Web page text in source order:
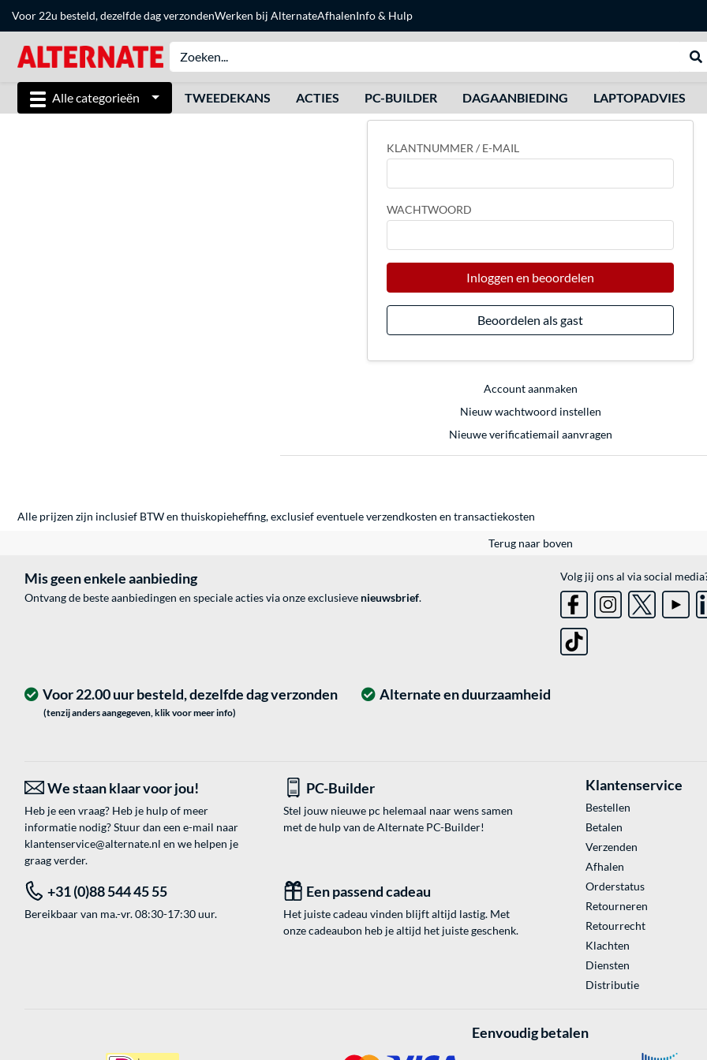
Voor 22u besteld, dezelfde dag verzondenWerken bij AlternateAfhalenInfo & Hulp
Alle categorieën TWEEDEKANS ACTIES PC-BUILDER DAGAANBIEDING LAPTOPADVIES
KLANTNUMMER / E-MAIL
WACHTWOORD
Inloggen en beoordelen
Beoordelen als gast
Account aanmaken
Nieuw wachtwoord instellen
Nieuwe verificatiemail aanvragen
Alle prijzen zijn inclusief BTW en thuiskopieheffing, exclusief eventueleverzendkosten en transactiekosten
Terug naar boven
Mis geen enkele aanbieding
Ontvang de beste aanbiedingen en speciale acties via onze exclusieve nieuwsbrief.
Volg jij ons al via social
Alternate en duurzaamheid
Voor 22.00 uur besteld, dezelfde dag verzonden
(tenzij anders aangegeven, klik voor meer info)
We staan klaar voor jou!
Heb je een vraag? Heb je hulp of meer
informatie nodig? Stuur dan een e-mail naar
klantenservice@alternate.nl en we helpen je
graag verder.
PC-Builder
Stel jouw nieuwe pc helemaal naar wens samen
met de hulp van de Alternate PC-Builder!
+31 (0)88 544 45 55
Bereikbaar van ma.-vr. 08:30-17:30 uur.
Een passend cadeau
Het juiste cadeau vinden blijft altijd lastig. Met
onze cadeaubon heb je altijd het juiste geschenk.
Klantenservice
Bestellen
Betalen
Verzenden
Afhalen
Orderstatus
Retourneren
Retourrecht
Klachten
Diensten
Distributie
Eenvoudig betalen